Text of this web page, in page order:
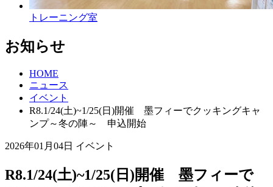
トレーニング室
お知らせ
HOME
ニュース
イベント
R8.1/24(土)~1/25(日)開催 墨フィーでクッキングキャ
ンプ～冬の陣～ 申込開始
2026年01月04日 イベント
R8.1/24(土)~1/25(日)開催 墨フィーで